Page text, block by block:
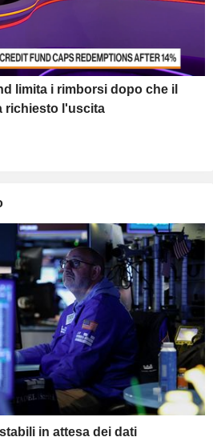
limita i rimborsi dopo che il
richiesto l'uscita
in attesa dei dati